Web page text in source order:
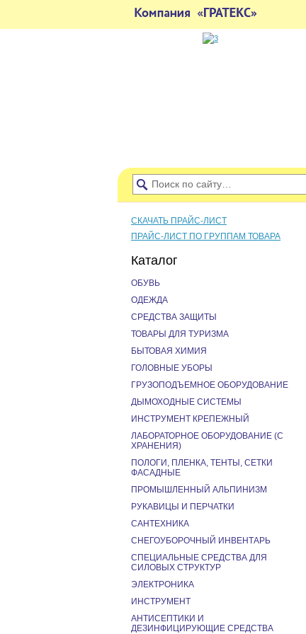
СКАЧАТЬ ПРАЙС-ЛИСТ
ПРАЙС-ЛИСТ ПО ГРУППАМ ТОВАРА
Каталог
ОБУВЬ
ОДЕЖДА
СРЕДСТВА ЗАЩИТЫ
ТОВАРЫ ДЛЯ ТУРИЗМА
БЫТОВАЯ ХИМИЯ
ГОЛОВНЫЕ УБОРЫ
ГРУЗОПОДЪЕМНОЕ ОБОРУДОВАНИЕ
ДЫМОХОДНЫЕ СИСТЕМЫ
ИНСТРУМЕНТ КРЕПЕЖНЫЙ
ЛАБОРАТОРНОЕ ОБОРУДОВАНИЕ (С
ХРАНЕНИЯ)
ПОЛОГИ, ПЛЕНКА, ТЕНТЫ, СЕТКИ
ФАСАДНЫЕ
ПРОМЫШЛЕННЫЙ АЛЬПИНИЗМ
РУКАВИЦЫ И ПЕРЧАТКИ
САНТЕХНИКА
СНЕГОУБОРОЧНЫЙ ИНВЕНТАРЬ
СПЕЦИАЛЬНЫЕ СРЕДСТВА ДЛЯ
СИЛОВЫХ СТРУКТУР
ЭЛЕКТРОНИКА
ИНСТРУМЕНТ
АНТИСЕПТИКИ И
ДЕЗИНФИЦИРУЮЩИЕ СРЕДСТВА